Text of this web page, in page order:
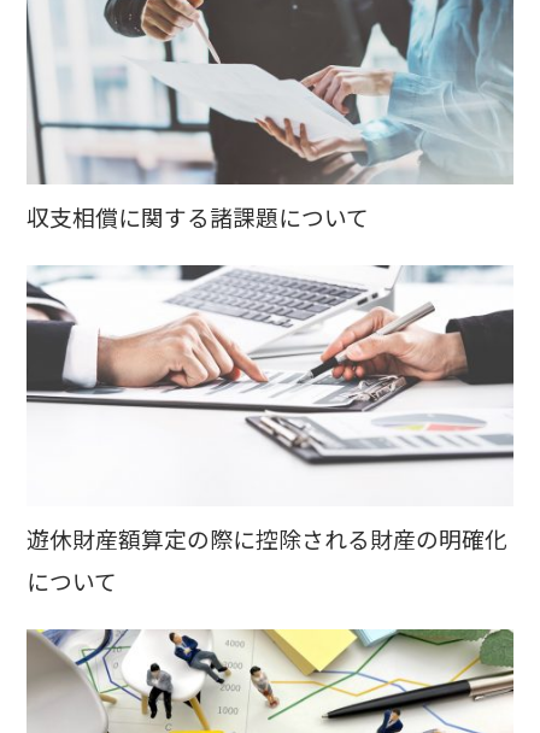
収支相償に関する諸課題について
遊休財産額算定の際に控除される財産の明確化
について